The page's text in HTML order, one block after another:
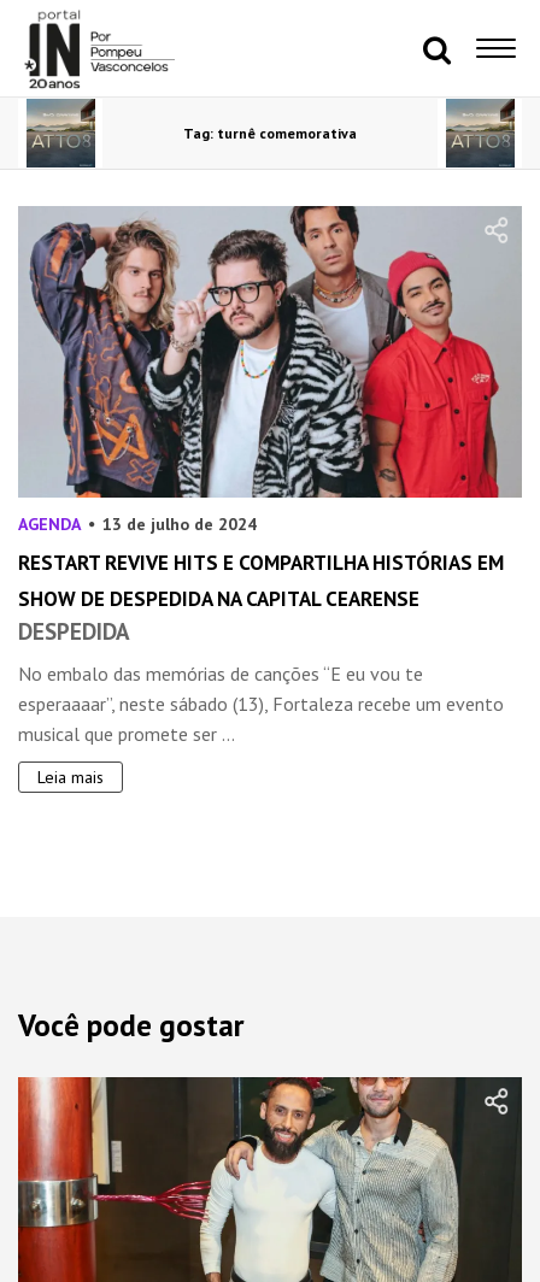
Tag: turnê comemorativa
AGENDA 13 de julho de 2024
RESTART REVIVE HITS E COMPARTILHA HISTÓRIAS EM
SHOW DE DESPEDIDA NA CAPITAL CEARENSE
DESPEDIDA
No embalo das memórias de canções “E eu vou te
esperaaaar”, neste sábado (13), Fortaleza recebe um evento
musical que promete ser ...
Leia mais
Você pode gostar